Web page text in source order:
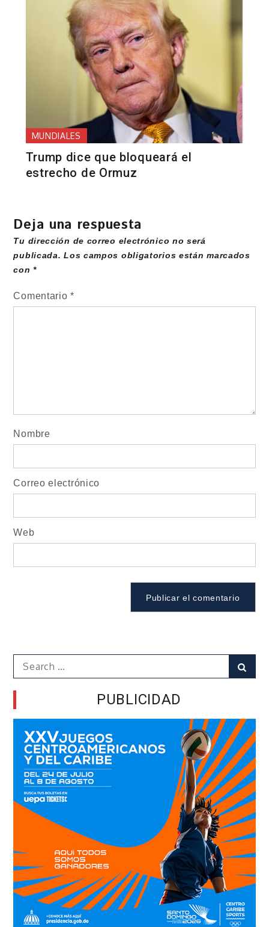
MUNDIALES
Trump dice que bloqueará el
estrecho de Ormuz
Deja una respuesta
Tu dirección de correo electrónico no será
publicada. Los campos obligatorios están marcados
con*
Comentario*
Nombre
Correo electrónico
Web
Search
for:
PUBLICIDAD